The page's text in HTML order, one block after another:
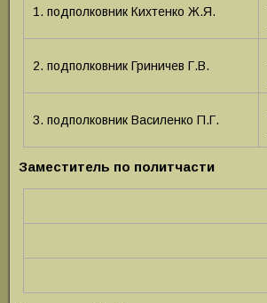
1. подполковник Кихтенко Ж.Я.
2. подполковник Гриничев Г.В.
3. подполковник Василенко П.Г.
Заместитель по политчасти